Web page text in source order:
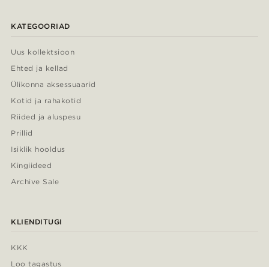
KATEGOORIAD
Uus kollektsioon
Ehted ja kellad
Ülikonna aksessuaarid
Kotid ja rahakotid
Riided ja aluspesu
Prillid
Isiklik hooldus
Kingiideed
Archive Sale
KLIENDITUGI
KKK
Loo tagastus